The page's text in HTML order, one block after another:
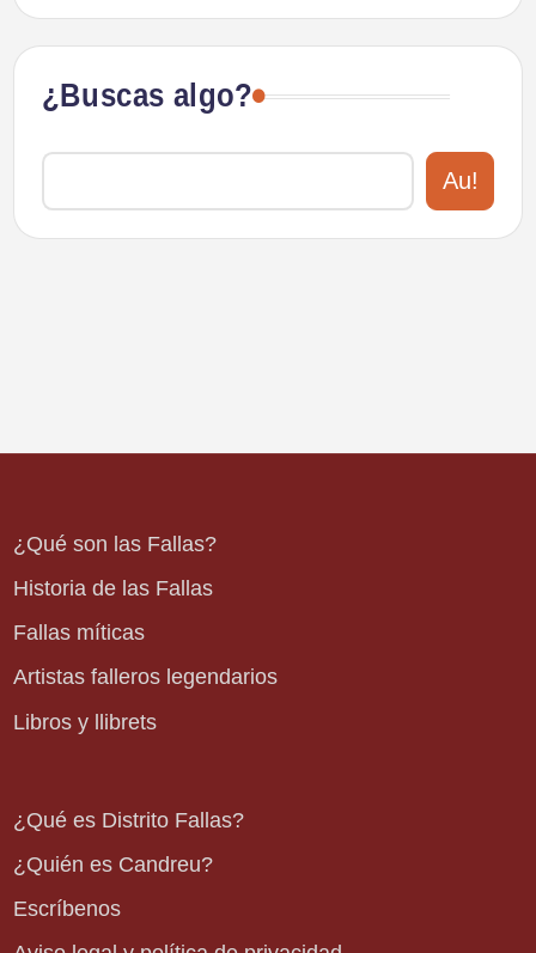
¿Buscas algo?
Au!
¿Qué son las Fallas?
Historia de las Fallas
Fallas míticas
Artistas falleros legendarios
Libros y llibrets
¿Qué es Distrito Fallas?
¿Quién es Candreu?
Escríbenos